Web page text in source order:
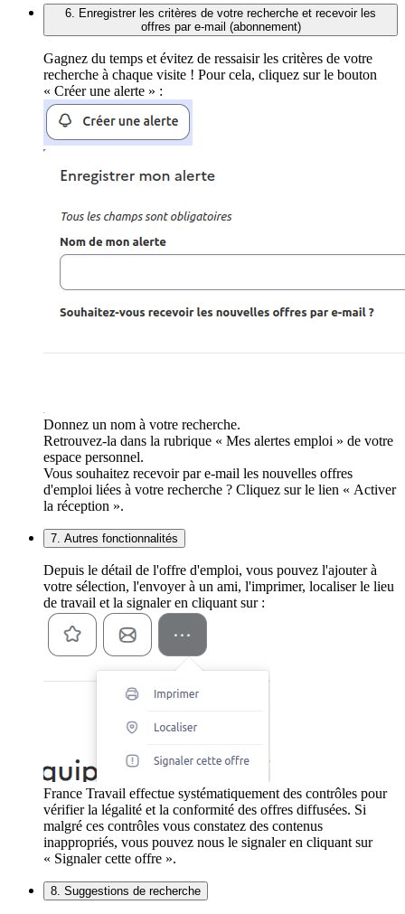
6. Enregistrer les critères de votre recherche et recevoir les
offres par e-mail (abonnement)
Gagnez du temps et évitez de ressaisir les critères de votre
recherche à chaque visite ! Pour cela, cliquez sur le bouton
« Créer une alerte » :
Donnez un nom à votre recherche.
Retrouvez-la dans la rubrique « Mes alertes emploi » de votre
espace personnel.
Vous souhaitez recevoir par e-mail les nouvelles offres
d'emploi liées à votre recherche ? Cliquez sur le lien « Activer
la réception ».
7. Autres fonctionnalités
Depuis le détail de l'offre d'emploi, vous pouvez l'ajouter à
votre sélection, l'envoyer à un ami, l'imprimer, localiser le lieu
de travail et la signaler en cliquant sur :
France Travail effectue systématiquement des contrôles pour
vérifier la légalité et la conformité des offres diffusées. Si
malgré ces contrôles vous constatez des contenus
inappropriés, vous pouvez nous le signaler en cliquant sur
« Signaler cette offre ».
8. Suggestions de recherche